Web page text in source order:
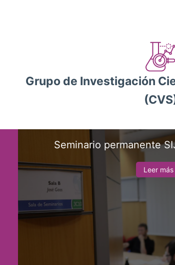
Grupo de Investigación
Seminario permanente
Leer más